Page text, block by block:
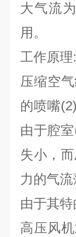
大气流
用。
工作原理:
压缩空
的喷嘴
由于腔
失小，
力的气流
由于其
高压风